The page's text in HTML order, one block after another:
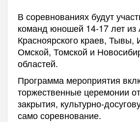
В соревнованиях будут
команд юношей 14-17 лет из
Красноярского краев, Тывы,
Омской, Томской и
областей.
Программа мероприятия
торжественные церемонии
закрытия, культурно-
само соревнование.